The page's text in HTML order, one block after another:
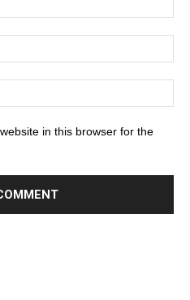
in this browser for the